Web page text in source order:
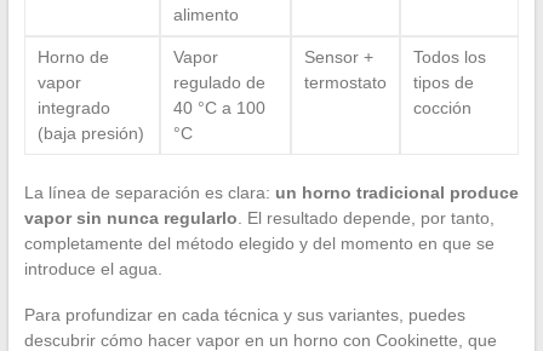
alimento
Horno de
vapor
integrado
(baja presión)
Vapor
regulado de
40 °C a 100
°C
Sensor +
termostato
Todos los
tipos de
cocción
La línea de separación es clara: un horno tradicional produce
vapor sin nunca regularlo . El resultado depende, por tanto,
completamente del método elegido y del momento en que se
introduce el agua.
Para profundizar en cada técnica y sus variantes, puedes
descubrir cómo hacer vapor en un horno con Cookinette, que